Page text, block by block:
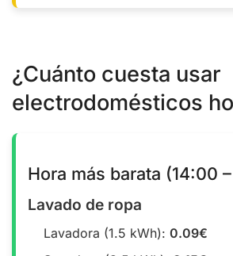
¿Cuánto cuesta usar
electrodomésticos
Hora más barata (14:00
Lavado de ropa
Lavadora (1.5 kWh): 0.09€